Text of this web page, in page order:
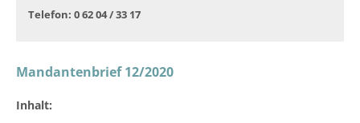
Telefon: 0 62 04 / 33 17
Mandantenbrief 12/2020
Inhalt: